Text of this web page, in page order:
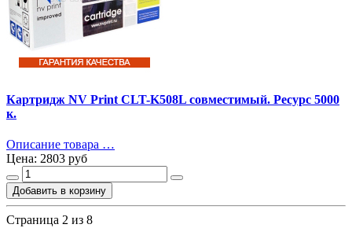
Картридж NV Print CLT-K508L совместимый. Ресурс 5000
к.
Описание товара …
Цена: 2803 руб
Страница 2 из 8